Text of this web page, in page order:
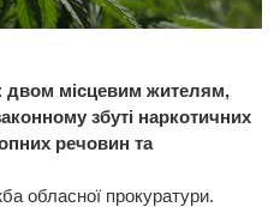
двом місцевим жителям,
збуті наркотичних
речовин та
обласної прокуратури.